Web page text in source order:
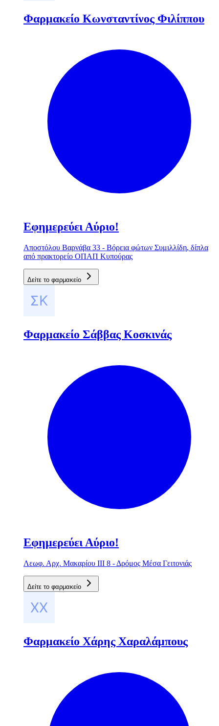
Φαρμακείο Κωνσταντίνος Φιλίππου
Εφημερεύει Αύριο!
Αποστόλου Βαρνάβα 33 - Βόρεια φώτων Συμιλλίδη, δίπλα
από πρακτορείο ΟΠΑΠ Κυπούρας
Δείτε το φαρμακείο
Φαρμακείο Σάββας Κοσκινάς
Εφημερεύει Αύριο!
Λεωφ. Αρχ. Μακαρίου ΙΙΙ 8 - Δρόμος Μέσα Γειτονιάς
Δείτε το φαρμακείο
Φαρμακείο Χάρης Χαραλάμπους